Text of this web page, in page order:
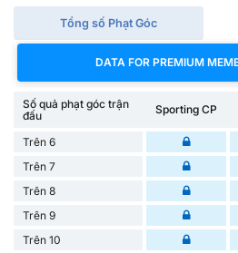
Tổng số Phạt Góc
DATA FOR PREMIUM
Số quả phạt góc trận
đấu
Sporting CP
Trên 6
Trên 7
Trên 8
Trên 9
Trên 10